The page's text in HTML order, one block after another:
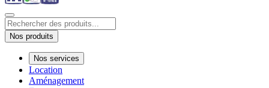
Nos produits
Nos services
Location
Aménagement